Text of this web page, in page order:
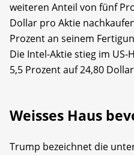
weiteren Anteil von fünf
Dollar pro Aktie
Prozent an seinem
Die Intel-Aktie stieg im
5,5 Prozent auf 24,80
Weisses Haus
Trump bezeichnet die